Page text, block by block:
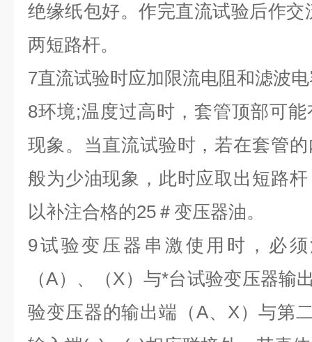
绝缘纸包好。作完直流试验后作交
两短路杆。
7直流试验时应加限流电阻和滤波
8环境;温度过高时，套管顶部可
现象。当直流试验时，若在套管
般为少油现象，此时应取出短路
以补注合格的25 ＃变压器油。
9试验变压器串激使用时，必
（A）、（X）与*台试验变压器输
验变压器的输出端（A、 X）与第